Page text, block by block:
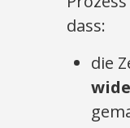
dass:
die